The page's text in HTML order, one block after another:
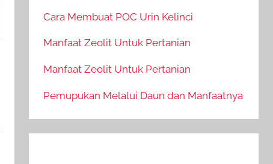
Cara Membuat POC Urin Kelinci
Manfaat Zeolit Untuk Pertanian
Manfaat Zeolit Untuk Pertanian
Pemupukan Melalui Daun dan Manfaatnya